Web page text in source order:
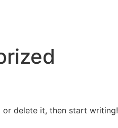
or delete it, then start writing!